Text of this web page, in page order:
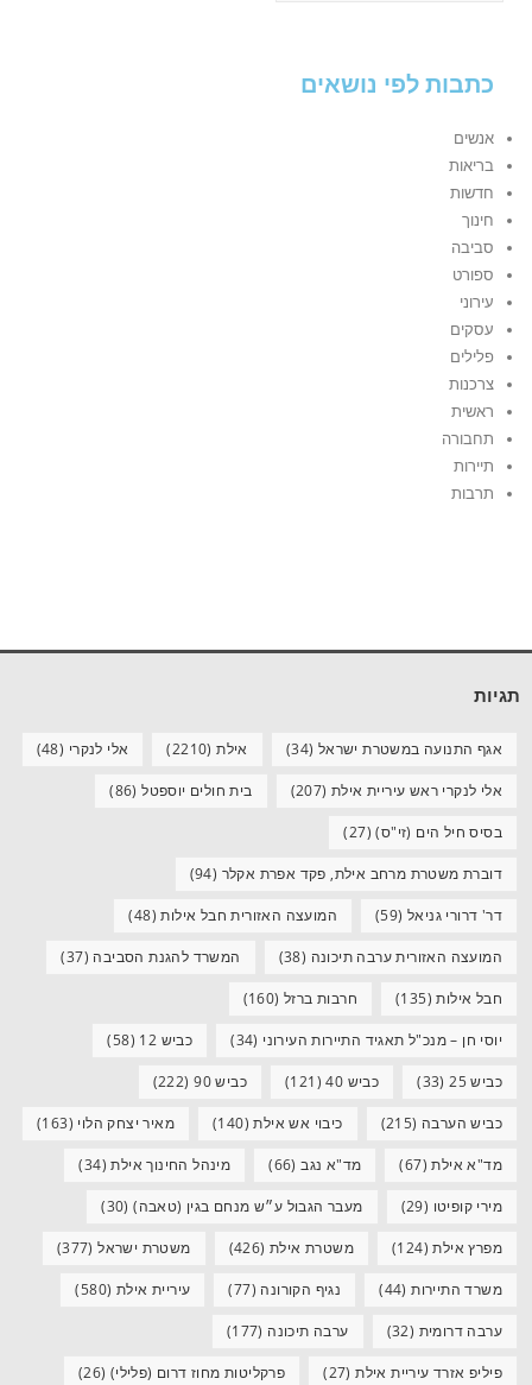
כתבות לפי נושאים
אנשים
בריאות
חדשות
חינוך
סביבה
ספורט
עירוני
עסקים
פלילים
צרכנות
ראשית
תחבורה
תיירות
תרבות
תגיות
אגף התנועה במשטרת ישראל (34) אילת(2210) אלי לנקרי (48)
אלי לנקרי ראש עיריית אילת (207) בית חולים יוספטל(86)
בסיס חיל הים (זי"ס)(27)
דוברת משטרת מרחב אילת, פקד אפרת אקלר (94)
דר' דרורי גניאל (59) המועצה האזורית חבל אילות(48)
המועצה האזורית ערבה תיכונה (38) המשרד להגנת הסביבה (37)
חבל אילות(135) חרבות ברזל (160)
יוסי חן – מנכ"ל תאגיד התיירות העירוני (34) כביש 12 (58)
כביש 25 (33) כביש 40 (121) כביש 90 (222)
כביש הערבה (215) כיבוי אש אילת(140) מאיר יצחק הלוי (163)
מד"א אילת(67) מד"א נגב(66) מינהל החינוך אילת(34)
מירי קופיטו (29) מעבר הגבול ע״ש מנחם בגין (טאבה)(30)
מפרץ אילת(124) משטרת אילת (426) משטרת ישראל(377)
משרד התיירות(44) נגיף הקורונה (77) עיריית אילת (580)
ערבה דרומית (32) ערבה תיכונה (177)
פיליפ אזרד עיריית אילת(27) פרקליטות מחוז דרום (פלילי) (26)